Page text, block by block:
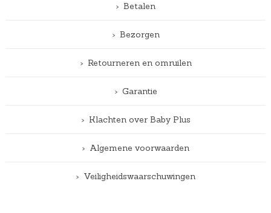
Betalen
Bezorgen
Retourneren en omruilen
Garantie
Klachten over Baby Plus
Algemene voorwaarden
Veiligheidswaarschuwingen